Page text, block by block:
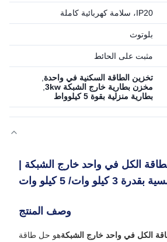
IP20، سلامة كهربائية كاملة
بلوتوث
مثبت على الحائط
تخزين الطاقة السكنية في واحدة
مخزن بطارية خارج الشبكة 3kw
بطارية منزلية بقوة 5 كيلوواط
الكل في واحد خارج الشبكة |
وات/ 5 كيلو وات
وصف المنتج
الكل في واحد خارج الشبكةهو حل طاقة